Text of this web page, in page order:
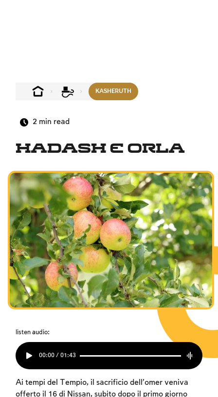
KASHERUTH
Hadash e Orla
2 min read
listen audio:
00:00 / 01:43
Ai tempi del Tempio, il sacrificio dell’omer veniva
offerto il 16 di Nissan, subito dopo il primo giorno